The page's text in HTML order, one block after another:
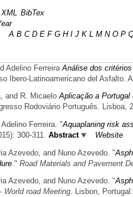
XML BibTex
A B C D E F G H I J K L M N O P
Adelino Ferreira Análise dos
Ibero-Latinoamericano del Asfalto.
and R. Micaelo Aplicação a Portugal
Rodoviário Português. Lisboa,
Ferreira. "Aquaplaning risk
300-311. Abstract
Website
Azevedo, and Nuno Azevedo. "
." Road Materials and Pavement
Azevedo, and Nuno Azevedo. "
World road Meeting. Lisbon,